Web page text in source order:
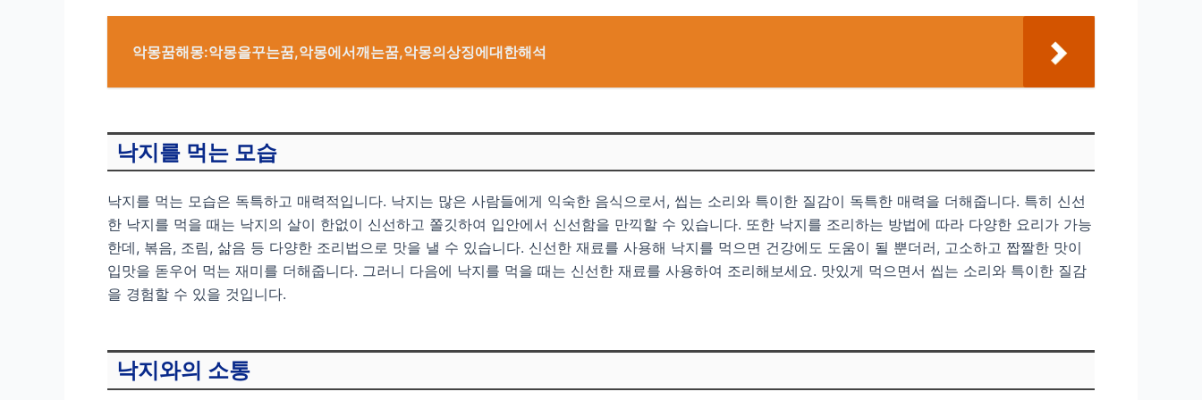
악몽꿈해몽:악몽을꾸는꿈,악몽에서깨는꿈,악몽의상징에대한해석
낙지를 먹는 모습
낙지를 먹는 모습은 독특하고 매력적입니다. 낙지는 많은 사람들에게 익숙한 음식으로서, 씹는 소리와 특이한 질감이 독특한 매력을 더해줍니다. 특히 신선
한 낙지를 먹을 때는 낙지의 살이 한없이 신선하고 쫄깃하여 입안에서 신선함을 만끽할 수 있습니다. 또한 낙지를 조리하는 방법에 따라 다양한 요리가 가능
한데, 볶음, 조림, 삶음 등 다양한 조리법으로 맛을 낼 수 있습니다. 신선한 재료를 사용해 낙지를 먹으면 건강에도 도움이 될 뿐더러, 고소하고 짭짤한 맛이
입맛을 돋우어 먹는 재미를 더해줍니다. 그러니 다음에 낙지를 먹을 때는 신선한 재료를 사용하여 조리해보세요. 맛있게 먹으면서 씹는 소리와 특이한 질감
을 경험할 수 있을 것입니다.
낙지와의 소통